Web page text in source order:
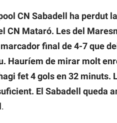
CN Sabadell ha perdut
CN Mataró. Les del
final de 4-7 que
Hauríem de mirar molt
fet 4 gols en 32 minuts.
El Sabadell queda
.